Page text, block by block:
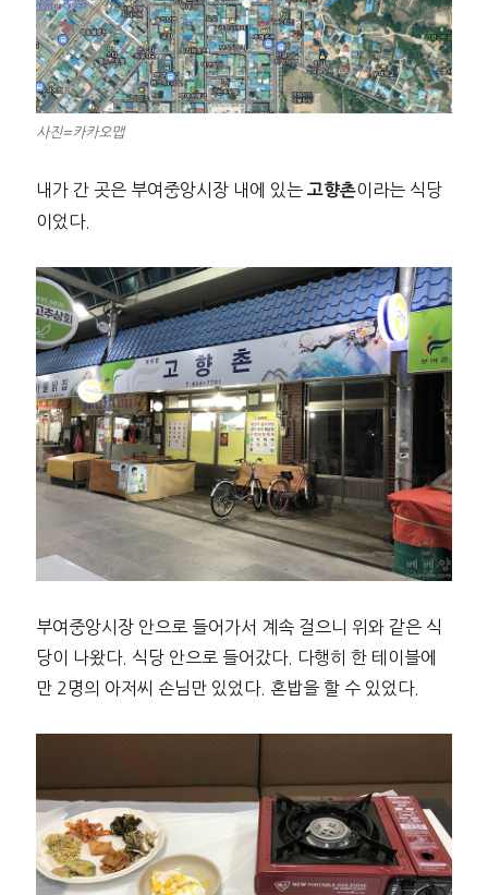
사진=카카오맵
내가 간 곳은 부여중앙시장 내에 있는 고향촌이라는 식당
이었다.
부여중앙시장 안으로 들어가서 계속 걸으니 위와 같은 식
당이 나왔다. 식당 안으로 들어갔다. 다행히 한 테이블에
만 2명의 아저씨 손님만 있었다. 혼밥을 할 수 있었다.